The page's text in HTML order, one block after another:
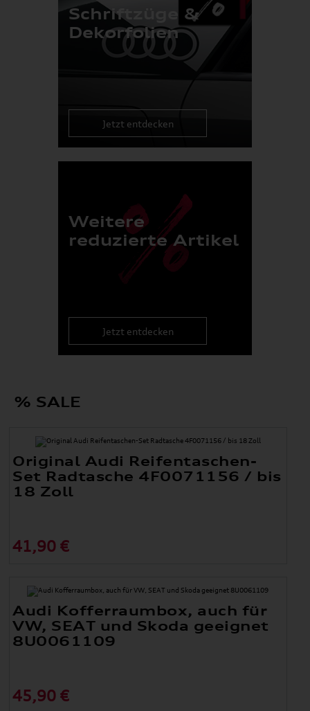
Schriftzüge &
Dekorfolien
Jetzt entdecken
Weitere
reduzierte Artikel
Jetzt entdecken
% SALE
Original Audi Reifentaschen-
Set Radtasche 4F0071156 / bis
18 Zoll
41,90 €
Audi Kofferraumbox, auch für
VW, SEAT und Skoda geeignet
8U0061109
45,90 €